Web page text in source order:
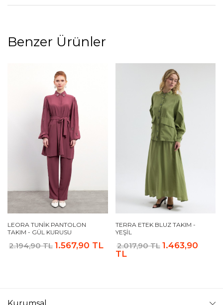
Benzer Ürünler
LEORA TUNIK PANTOLON
TAKIM - GÜL KURUSU
2.194,90 TL 1.567,90 TL
TERRA ETEK BLUZ TAKIM -
YEŞIL
2.017,90 TL 1.463,90
TL